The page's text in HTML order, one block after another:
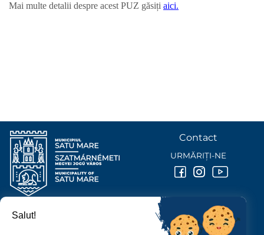
Mai multe detalii despre acest PUZ găsiți aici.
PRIMĂRIA MUNICIPIULUI
Contact
URMĂRIȚI-NE
Salut!